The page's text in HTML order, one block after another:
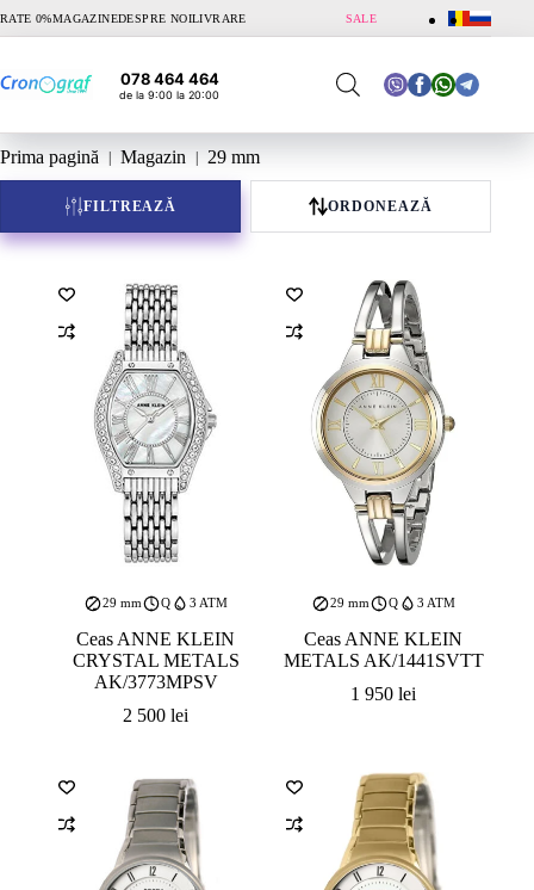
RATE 0%MAGAZINEDESPRE NOILIVRARE SALE
078 464 464
de la 9:00 la 20:00
Prima pagină Magazin 29 mm
FILTREAZĂ ORDONEAZĂ
29 mm Q 3 ATM
Ceas ANNE KLEIN
CRYSTAL METALS
AK/3773MPSV
2 500lei
29 mm Q 3 ATM
Ceas ANNE KLEIN
METALS AK/1441SVTT
1 950lei